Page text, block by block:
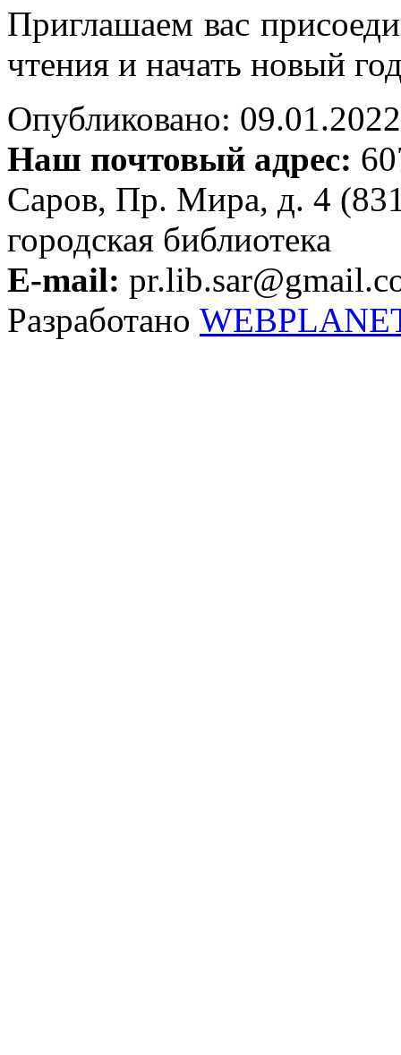
Приглашаем вас
чтения и начать новый
Опубликовано:
Наш почтовый адрес:
Саров, Пр. Мира, д. 4
городская библиотека
E-mail:
Разработано